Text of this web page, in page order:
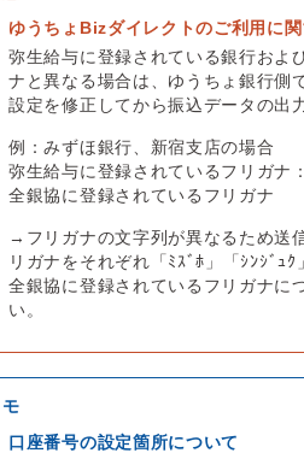
ゆうちょBizダイレクトのご利用に
弥生給与に登録されている銀行およ
ナと異なる場合は、ゆうちょ銀行側
設定を修正してから振込データの出
例：みずほ銀行、新宿支店の場合
弥生給与に登録されているフリガナ
全銀協に登録されているフリガ
→フリガナの文字列が異なるため送
リガナをそれぞれ「ﾐｽﾞﾎ」「ｼﾝｼﾞｭｸ
全銀協に登録されているフリガナに
い。
口座番号の設定箇所について